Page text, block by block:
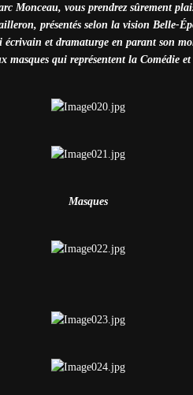
Monceau, vous prendrez sûrement
présentés selon la vision Belle-
écrivain et dramaturge en parant son
masques qui représentent la Comédie
Masques